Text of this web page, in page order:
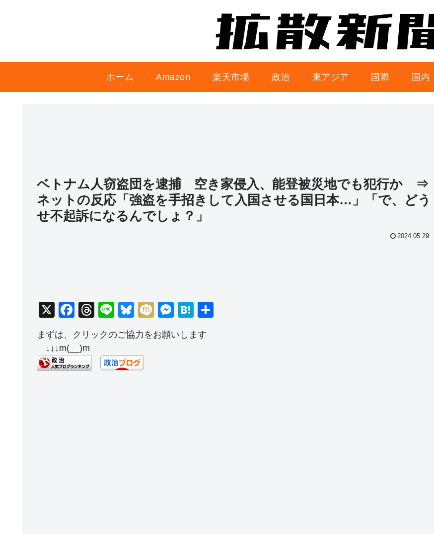
ホーム Amazon 楽天市場 政治 東アジア 国際 国内
ベトナム人窃盗団を逮捕 空き家侵入、能登被災地でも犯行か ⇒
ネットの反応「強盗を手招きして入国させる国日本…」「で、どう
せ不起訴になるんでしょ？」
2024.05.29
X
F
c
e
b
T
e
a
d
Li
e
Bl
u
e
sk
y
M
M
ss
H
e
まずは、クリックのご協力をお願いします
↓↓↓m(__)m